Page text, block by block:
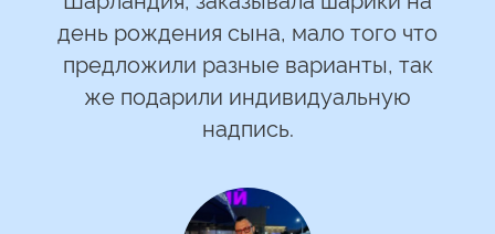
день рождения сына, мало того что
предложили разные варианты, так
же подарили индивидуальную
надпись.